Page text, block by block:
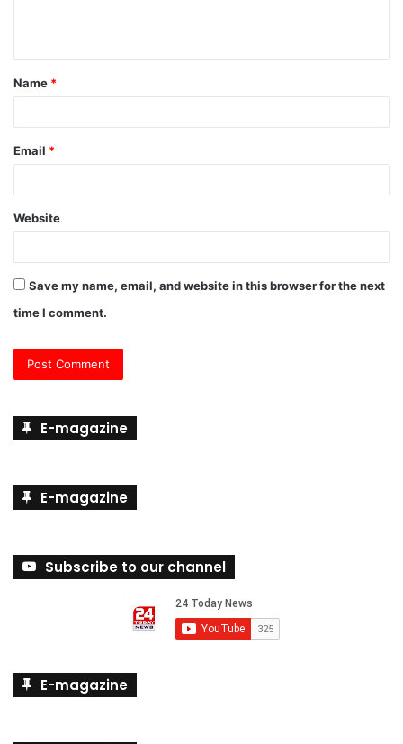
t
*
Name *
Email *
Website
Save my name, email, and website in this browser for the next
time I comment.
E-magazine
E-magazine
Subscribe to our channel
E-magazine